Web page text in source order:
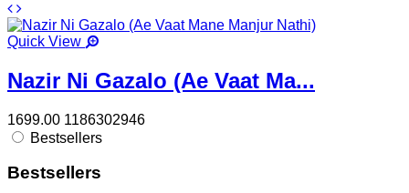
Quick View
Nazir Ni Gazalo (Ae Vaat Ma...
1699.00 1186302946
Bestsellers
Bestsellers